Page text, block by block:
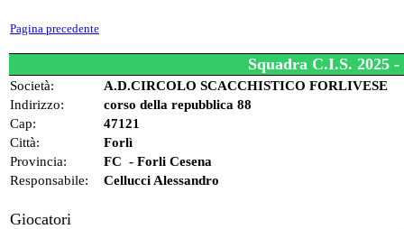
Pagina precedente
Squadra C.I.S.
Società:
A.D.CIRCOLO SCACCHISTICO FORLIVESE
Indirizzo:
corso della repubblica 88
Cap:
47121
Città:
Forlì
Provincia:
FC - Forli Cesena
Responsabile:
Cellucci Alessandro
Giocatori